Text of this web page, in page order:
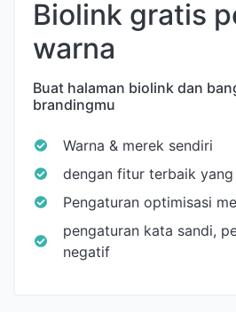
Biolink gratis
warna
Buat halaman biolink dan
brandingmu
Warna & merek sendiri
dengan fitur terbaik
Pengaturan optimisasi
pengaturan kata sandi,
negatif